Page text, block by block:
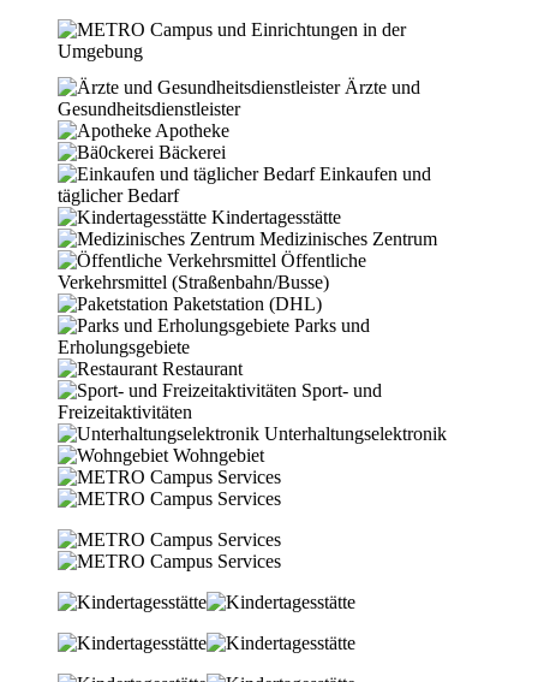
Ärzte und
Gesundheits­dienstleister
Apotheke
Bäckerei
Einkaufen und
täglicher Bedarf
Kindertagesstätte
Medizinisches Zentrum
Öffentliche
Verkehrsmittel (Straßenbahn/Busse)
Paketstation (DHL)
Parks und
Erholungsgebiete
Restaurant
Sport- und
Freizeitaktivitäten
Unterhaltungselektronik
Wohngebiet